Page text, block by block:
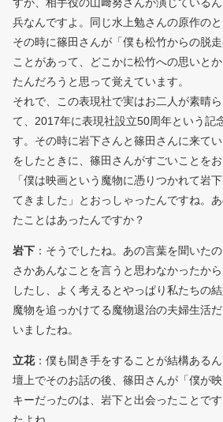
兵なんですよ。同じ水上勉さんの原作のと
その時に篠田さんが「僕も松竹からの脱
ことがあって、どこかに松竹への思いと
たんだろうと思って覚えています。
それで、この表現社で実はお二人が素晴
て、2017年に表現社設立50周年という記
す。その時に岩下さんと篠田さんに来て
をしたときに、篠田さんがすごいことをお
「僕は映画という魔物に憑りつかれて岩
てきました」とおっしゃったんですね。
たことはあったんですか？
岩下 ：そうでしたね。あの言葉を聞いた
さかあんなことを言うと思わなかったか
したし、よく考えるとやっぱり私たちの
魔物を追っかけてる魔物退治の夫婦生活
いましたね。
立花：僕も聞き手をすることが結構あるん
壇上でそのお話の後、篠田さんが「僕が
キーだったのは、岩下と出会ったことで